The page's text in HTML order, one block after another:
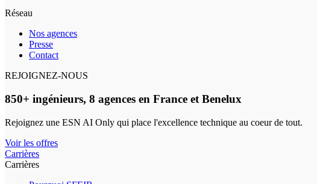
Réseau
Nos agences
Presse
Contact
REJOIGNEZ-NOUS
850+ ingénieurs, 8 agences en France et Benelux
Rejoignez une ESN AI Only qui place l'excellence technique au coeur de tout.
Voir les offres
Carrières
Carrières